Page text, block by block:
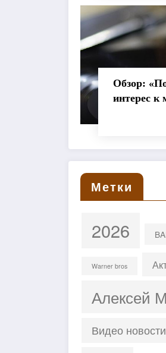
Обзор:
интерес к
Метки
2026
Warner bros
Алексей
Видео новости